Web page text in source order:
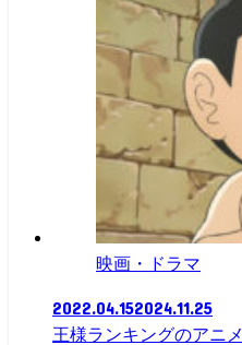
映画・ドラマ
2022.04.152024.11.25
王様ランキングのアニ